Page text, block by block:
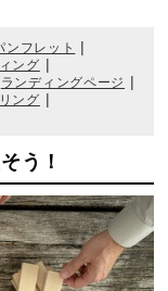
ンフレット |
ング |
ランディングページ |
ング |
う！